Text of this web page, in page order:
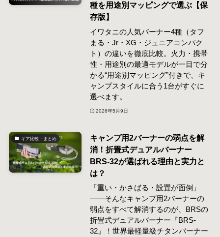
種を用途別マッピングで選ぶ【保
存版】
イワタニの人気バーナー4種（タフ
まる・Jr・XG・ジュニアコンパク
ト）の違いを徹底比較。火力・携帯
性・用途別の最適モデルが一目で分
かる“用途別マッピング”付きで、キ
ャンプスタイルに合う1台がすぐに
選べます。
2026年5月9日
ギア比較・まとめ
キャンプ用2バーナーの弱点を解
消！折畳式デュアルバーナー
BRS-32が選ばれる理由と実力と
は？
「重い・かさばる・設置が面倒」
——そんなキャンプ用2バーナーの
弱点をすべて解消するのが、BRSの
折畳式デュアルバーナー『BRS-
32』！世界最軽量級チタンバーナー